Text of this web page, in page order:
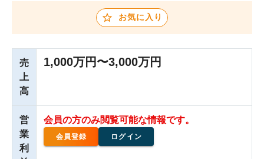
お気に入り
売
上
高
1,000万円〜3,000万円
営
業
利
会員の方のみ閲覧可能な情報です。
会員登録 ログイン